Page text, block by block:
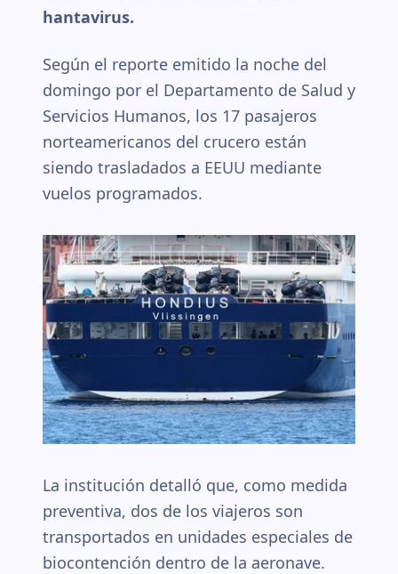
hantavirus.
Según el reporte emitido la noche del
domingo por el Departamento de Salud y
Servicios Humanos, los 17 pasajeros
norteamericanos del crucero están
siendo trasladados a EEUU mediante
vuelos programados.
La institución detalló que, como medida
preventiva, dos de los viajeros son
transportados en unidades especiales de
biocontención dentro de la aeronave.